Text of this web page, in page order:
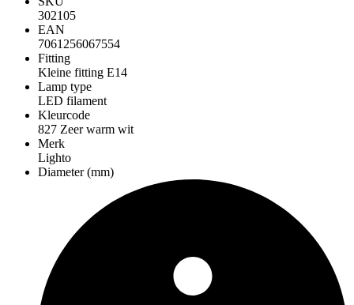
302105
EAN
7061256067554
Fitting
Kleine fitting E14
Lamp type
LED filament
Kleurcode
827 Zeer warm wit
Merk
Lighto
Diameter (mm)